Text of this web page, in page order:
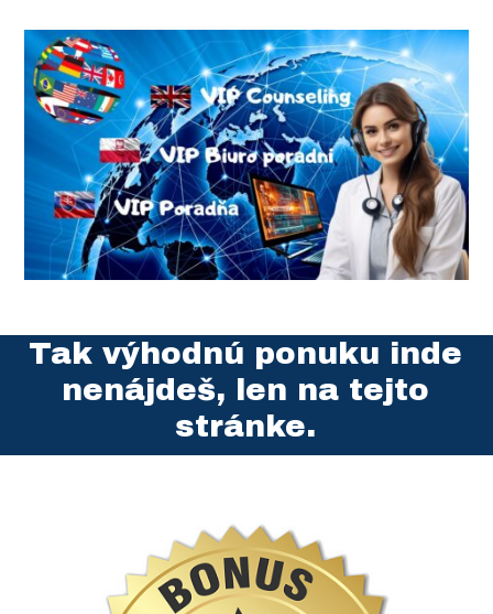
Tak výhodnú ponuku inde
nenájdeš, len na tejto
stránke.